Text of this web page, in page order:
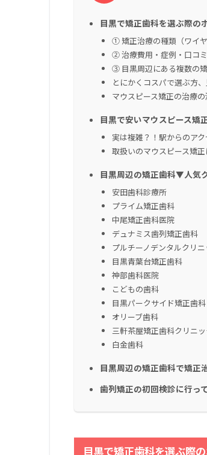
目黒で矯正歯科を選ぶ際の
① 矯正治療の種類（ワイ
② 治療費用・症例・口コ
③ 目黒周辺にある複数の
とにかくコスパで選ぶ方
マウスピース矯正の治療
目黒で安いマウスピース矯
実は複雑？！駅からのア
取扱いのマウスピース矯正
目黒周辺の矯正歯科▼人気
安田歯科診療所
プライム矯正歯科
中尾矯正歯科医院
デュナミス歯列矯正歯科
プルチーノデンタルクリニ
目黒青葉台矯正歯科
神部歯科医院
こどもの歯科
目黒パークサイド矯正歯科
オリーブ歯科
三軒茶屋矯正歯科クリニッ
白金歯科
目黒周辺の矯正歯科で矯正
歯列矯正の初回検診に行っ
目黒で矯正歯科を選ぶ際